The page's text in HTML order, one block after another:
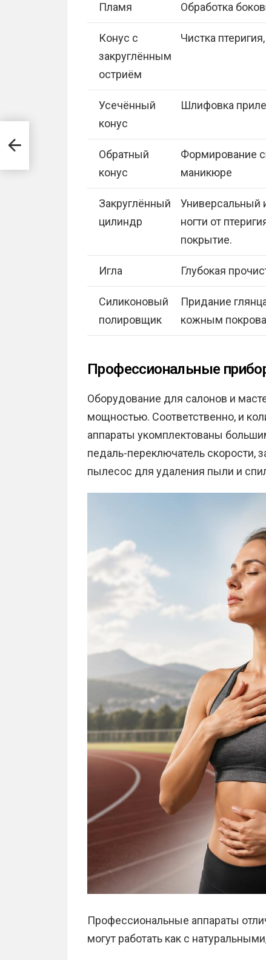
Пламя Обработка
Конус с
закруглённым
остриём
Чистка
Усечённый
конус
Шлифовка
Обратный
конус
Формирование
маникюре
Закруглённый
цилиндр
Универсальный
ногти от
покрытие.
Игла Глубокая
Силиконовый
полировщик
Придание
кожным
Профессиональные
Оборудование для салонов и
мощностью. Соответственно, и
аппараты укомплектованы
педаль-переключатель скорости,
пылесос для удаления пыли и
Профессиональные аппараты
могут работать как с